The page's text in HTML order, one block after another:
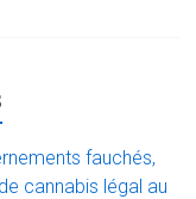
fauchés,
cannabis légal au